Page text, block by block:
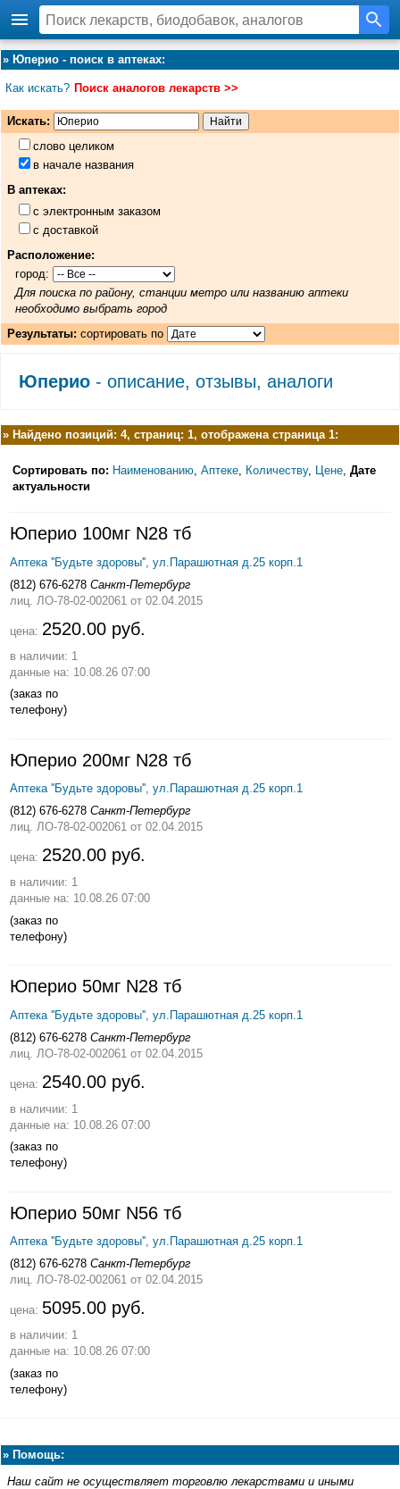
» Юперио - поиск в аптеках:
Как искать? Поиск аналогов лекарств >>
Искать:
слово целиком
в начале названия
В аптеках:
с электронным заказом
с доставкой
Расположение:
город:
Для поиска по району, станции метро или названию аптеки
необходимо выбрать город
Результаты: сортировать по
Юперио- описание, отзывы, аналоги
» Найдено позиций: 4, страниц: 1, отображена страница 1:
Сортировать по: Наименованию Аптеке Количеству, Цене Дате
актуальности
Юперио 100мг N28 тб
Аптека ''Будьте здоровы'', ул.Парашютная д.25 корп.1
(812) 676-6278 Санкт-Петербург
лиц. ЛО-78-02-002061 от 02.04.2015
цена: 2520.00 руб.
в наличии: 1
данные на: 10.08.26 07:00
(заказ по
телефону)
Юперио 200мг N28 тб
Аптека ''Будьте здоровы'', ул.Парашютная д.25 корп.1
(812) 676-6278 Санкт-Петербург
лиц. ЛО-78-02-002061 от 02.04.2015
цена: 2520.00 руб.
в наличии: 1
данные на: 10.08.26 07:00
(заказ по
телефону)
Юперио 50мг N28 тб
Аптека ''Будьте здоровы'', ул.Парашютная д.25 корп.1
(812) 676-6278 Санкт-Петербург
лиц. ЛО-78-02-002061 от 02.04.2015
цена: 2540.00 руб.
в наличии: 1
данные на: 10.08.26 07:00
(заказ по
телефону)
Юперио 50мг N56 тб
Аптека ''Будьте здоровы'', ул.Парашютная д.25 корп.1
(812) 676-6278 Санкт-Петербург
лиц. ЛО-78-02-002061 от 02.04.2015
цена: 5095.00 руб.
в наличии: 1
данные на: 10.08.26 07:00
(заказ по
телефону)
» Помощь:
Наш сайт не осуществляет торговлю лекарствами и иными